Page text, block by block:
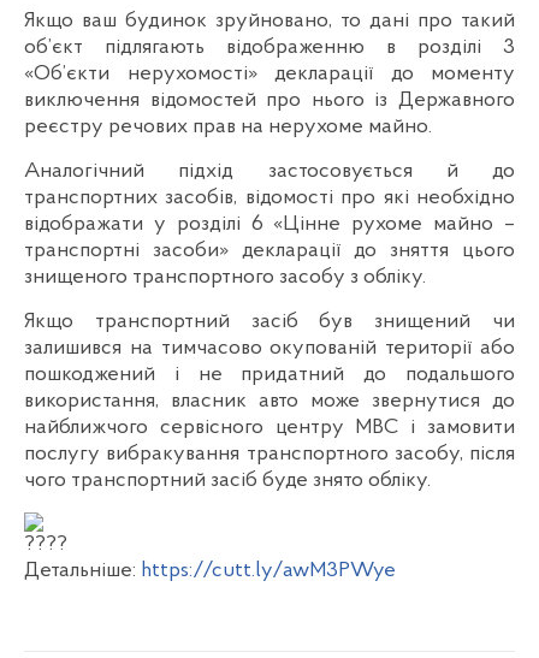
Якщо ваш будинок зруйновано, то дані про такий
об’єкт підлягають відображенню в розділі 3
«Об’єкти нерухомості» декларації до моменту
виключення відомостей про нього із Державного
реєстру речових прав на нерухоме майно.
Аналогічний підхід застосовується й до
транспортних засобів, відомості про які необхідно
відображати у розділі 6 «Цінне рухоме майно –
транспортні засоби» декларації до зняття цього
знищеного транспортного засобу з обліку.
Якщо транспортний засіб був знищений чи
залишився на тимчасово окупованій території або
пошкоджений і не придатний до подальшого
використання, власник авто може звернутися до
найближчого сервісного центру МВС і замовити
послугу вибракування транспортного засобу, після
чого транспортний засіб буде знято обліку.
Детальніше: https://cutt.ly/awM3PWye